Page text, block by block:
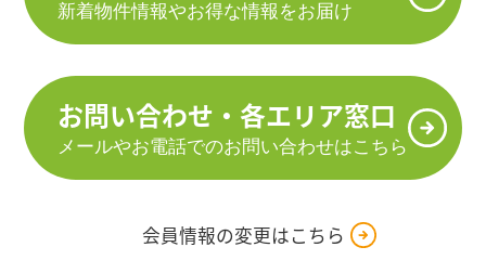
新着物件情報やお得な情報をお届け
お問い合わせ・各エリア窓口
メールやお電話でのお問い合わせはこちら
会員情報の変更はこちら